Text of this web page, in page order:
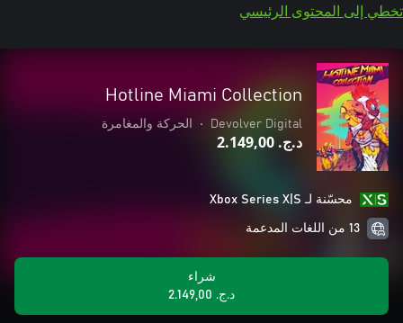
تخطي إلى المحتوى الرئيسي
Hotline Miami Collection
Devolver Digital
• الحركة والمغامرة
د.ج.‏ 2.149,00
محسّنة لـ Xbox Series X|S
13 من اللغات المدعمة
شراء
د.ج.‏ 2.149,00